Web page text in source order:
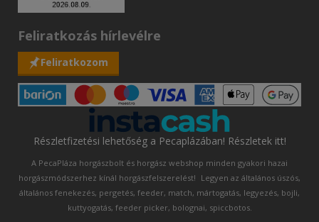
Feliratkozás hírlevélre
Feliratkozom
Részletfizetési lehetőség a Pecaplázában! Részletek itt!
A PecaPláza horgászbolt és horgász webshop minden gyakori hazai
horgászmódszerhez kínál horgászfelszerelést! Legyen az általános úszós,
általános fenekezés, pergetés, feeder, match, mártogatás, legyezés, bojli,
kuttyogatás, feeder picker, bolognai, spiccbotos.